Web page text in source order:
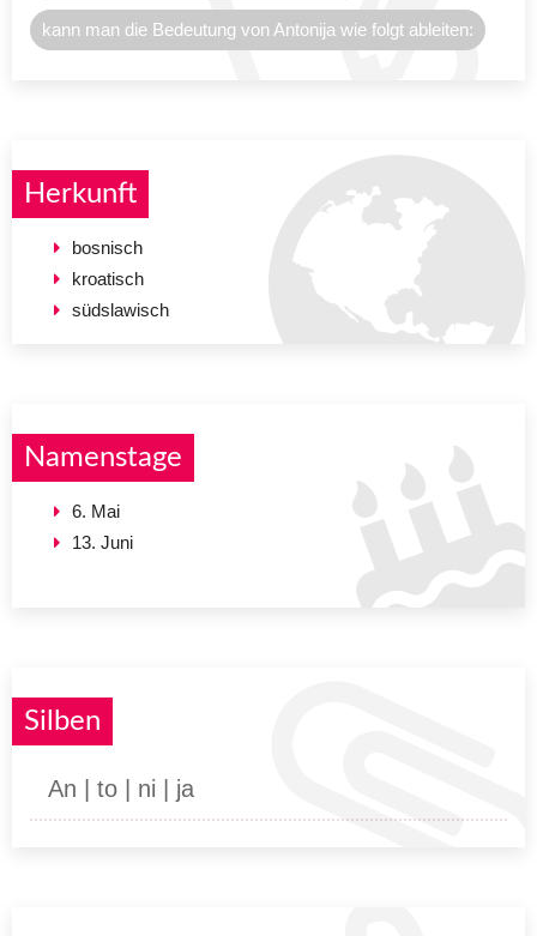
kann man die Bedeutung von Antonija wie folgt ableiten:
Herkunft
bosnisch
kroatisch
südslawisch
Namenstage
6. Mai
13. Juni
Silben
An | to | ni | ja